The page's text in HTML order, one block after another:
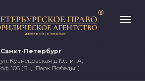
Санкт-Петербург
ул. Кузнецовская д.19, лит.А,
оф. 106 (БЦ "Парк Победы")